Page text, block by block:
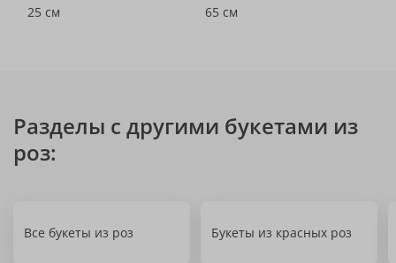
25 см
65 см
Разделы с другими букетами из
роз:
Все букеты из роз Букеты из красных роз